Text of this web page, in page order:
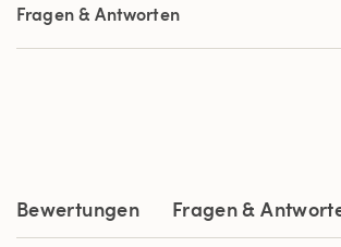
derselben
Fragen & Antworten
Bewertungen Fragen &